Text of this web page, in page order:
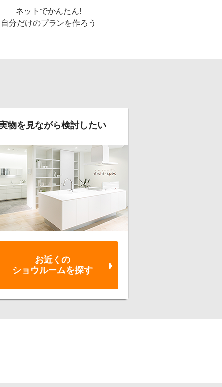
ネットでかんたん!
自分だけのプランを作ろう
物を見ながら検討したい
お近くの
ショウルームを探す